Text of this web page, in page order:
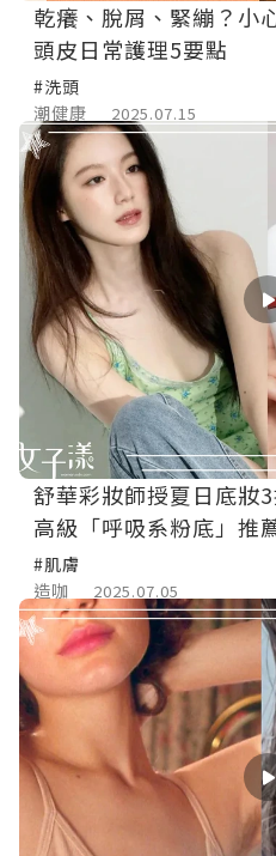
乾癢、脫屑、緊繃？小
頭皮日常護理5要點
#洗頭
潮健康
2025.07.15
舒華彩妝師授夏日底妝
高級「呼吸系粉底」推
#肌膚
造咖
2025.07.05